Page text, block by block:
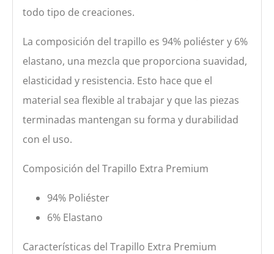
todo tipo de creaciones.
La composición del trapillo es 94% poliéster y 6%
elastano, una mezcla que proporciona suavidad,
elasticidad y resistencia. Esto hace que el
material sea flexible al trabajar y que las piezas
terminadas mantengan su forma y durabilidad
con el uso.
Composición del Trapillo Extra Premium
94% Poliéster
6% Elastano
Características del Trapillo Extra Premium